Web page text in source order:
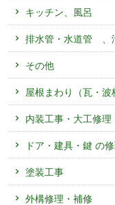
キッチン、風呂
排水管・水道管 、
その他
屋根まわり（瓦・波
内装工事・大工修理
ドア・建具・鍵 の
塗装工事
外構修理・補修